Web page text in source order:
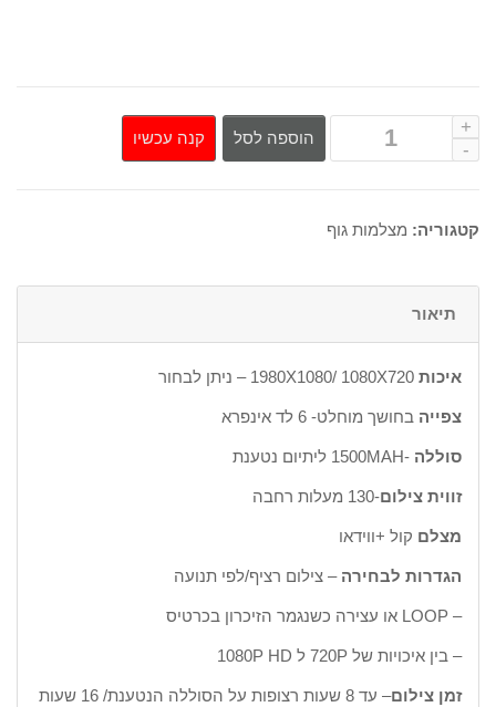
הוספה לסל קנה עכשיו
קטגוריה: מצלמות גוף
תיאור
איכות
צפייה בחושך מוחלט- 6 לד אינפרא
סוללה -1500MAH ליתיום נטענת
זווית צילום-130 מעלות רחבה
מצלם קול +ווידאו
הגדרות לבחירה – צילום רציף/לפי תנועה
– LOOP או עצירה כשנגמר הזיכרון בכרטיס
– בין איכויות של 720P ל 1080P HD
זמן צילום
– עד 8 שעות רצופות על הסוללה הנטענת/ 16 שעות